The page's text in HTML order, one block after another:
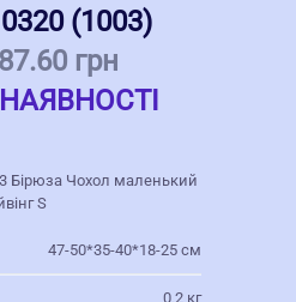
(1003)
грн
Бірюза Чохол маленький
S
47-50*35-40*18-25 см
0,2 кг